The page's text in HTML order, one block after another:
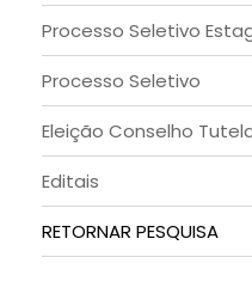
Processo Seletivo
Processo Seletivo
Eleição Conselho
Editais
RETORNAR PESQUISA